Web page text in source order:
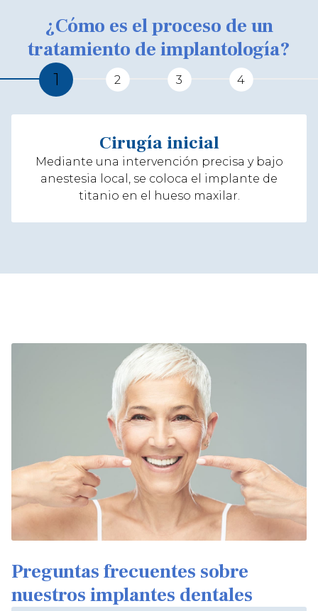
¿Cómo es el proceso de un
tratamiento de implantología?
1 2 3 4
Cirugía inicial
Mediante una intervención precisa y bajo
anestesia local, se coloca el implante de
titanio en el hueso maxilar.
Preguntas frecuentes sobre
nuestros implantes dentales